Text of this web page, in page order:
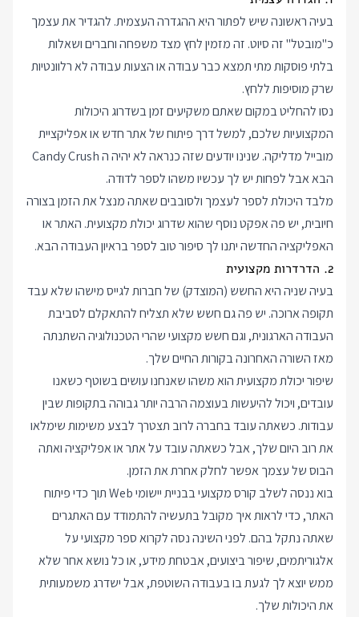
בעיה ראשונה שיש לפתור היא ההגדרה העצמית. להגדיר את עצמך
כ"מובטל" זה סיוט. זה מזמין לחץ מצד משפחה וחברים ושאלות
בלתי פוסקות מתי תמצא כבר עבודה או הצעות עבודה לא רלוונטיות
שרק מוסיפות ללחץ.
נסו להחליט במקום שאתם משקיעים זמן בשדרוג היכולות
המקצועיות שלכם, למשל דרך פיתוח של אתר חדש או אפליקציית
מובייל מדליקה. שנינו יודעים שזה כנראה לא יהיה ה Candy Crush
הבא אבל לפחות יש לך עכשיו משהו לספר לדודה.
מלבד היכולת לספר לעצמך ולסובבים שאתה מנצל את הזמן בצורה
חיובית, יש פה אפקט נוסף שהוא שדרוג יכולת מקצועית. האתר או
האפליקציה החדשה יתנו לך סיפור טוב לספר בראיון העבודה הבא.
2. הדרדרות מקצועית
בעיה שניה היא החשש (המוצדק) של חברות לגייס מישהו שלא עבד
תקופה ארוכה. יש פה גם חשש שלא תצליח להתאקלם לסביבת
העבודה הארגונית, וגם חשש מקצועי שהרי הטכנולוגיה השתנתה
מאז השורה האחרונה בקורות החיים שלך.
שיפור יכולת מקצועית הוא משהו שאנחנו עושים בשוטף כשאנו
עובדים, ויכול להיעשות בעוצמה הרבה יותר גבוהה בתקופות שבין
עבודות. כשאתה עובד בחברה לרוב תצטרך לבצע משימות שימלאו
את רוב היום שלך, אבל כשאתה עובד על אתר או אפליקציה ואתה
הבוס של עצמך אפשר לחלק אחרת את הזמן.
בוא ננסה לשלב קורס מקצועי בבניית יישומי Web
תוך כדי פיתוח
האתר, כדי לראות איך מקובל בתעשיה להתמודד עם האתגרים
שאתה נתקל בהם. לפני השינה נסה לקרוא ספר מקצועי על
אלגוריתמים, שיפור ביצועים, אבטחת מידע, או כל נושא אחר שלא
ממש יוצא לך לגעת בו בעבודה השוטפת, אבל ישדרג משמעותית
את היכולות שלך.